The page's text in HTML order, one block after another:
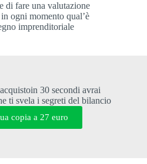
di fare una valutazione
ogni momento qual’è
imprenditoriale
30 secondi avrai
ti svela i segreti del bilancio
copia a 27 euro